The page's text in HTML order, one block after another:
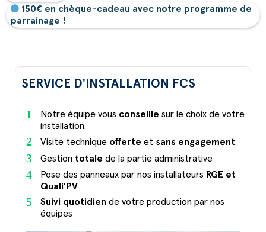
150€ en chèque-cadeau avec notre programme de
parrainage !
SERVICE D'INSTALLATION FCS
Notre équipe vous conseille sur le choix de votre
installation.
Visite technique offerte et sans engagement.
Gestion totale de la partie administrative
Pose des panneaux par nos installateurs RGE et
Quali'PV
Suivi quotidien de votre production par nos
équipes